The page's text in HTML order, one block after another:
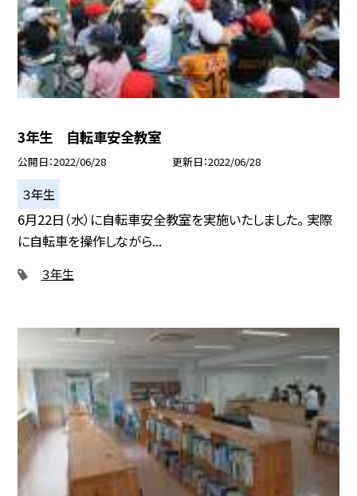
3年生 自転車安全教室
公開日 2022/06/28 更新日 2022/06/28
３年生
6月22日（水）に自転車安全教室を実施いたしました。 実際
に自転車を操作しながら...
３年生